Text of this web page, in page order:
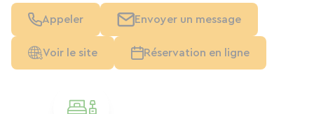
Appeler Envoyer un message
Voir le site Réservation en ligne